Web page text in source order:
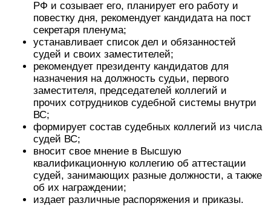
РФ и созывает его, планирует его работу и
повестку дня, рекомендует кандидата на пост
секретаря пленума;
устанавливает список дел и обязанностей
судей и своих заместителей;
рекомендует президенту кандидатов для
назначения на должность судьи, первого
заместителя, председателей коллегий и
прочих сотрудников судебной системы внутри
ВС;
формирует состав судебных коллегий из числа
судей ВС;
вносит свое мнение в Высшую
квалификационную коллегию об аттестации
судей, занимающих разные должности, а также
об их награждении;
издает различные распоряжения и приказы.